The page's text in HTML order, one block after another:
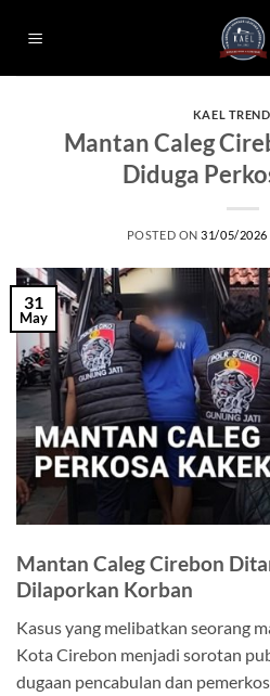
KAEL
Mantan Caleg
Diduga
POSTED ON31/05/2026
31
May
Mantan Caleg Cirebon
Dilaporkan Korban
Kasus yang melibatkan seorang
Kota Cirebon menjadi sorotan
dugaan pencabulan dan